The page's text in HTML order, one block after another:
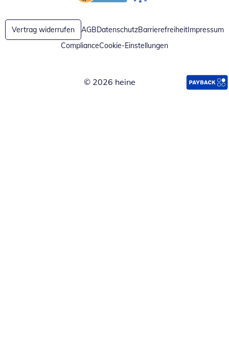
Öffnet in neuem FensterÖffnet in neuem Fenster
Vertrag widerrufen AGBDatenschutzBarrierefreiheitImpressum
ComplianceCookie-Einstellungen
© 2026 heine